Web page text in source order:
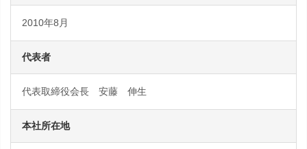
2010年8月
代表者
代表取締役会長 安藤 伸生
本社所在地